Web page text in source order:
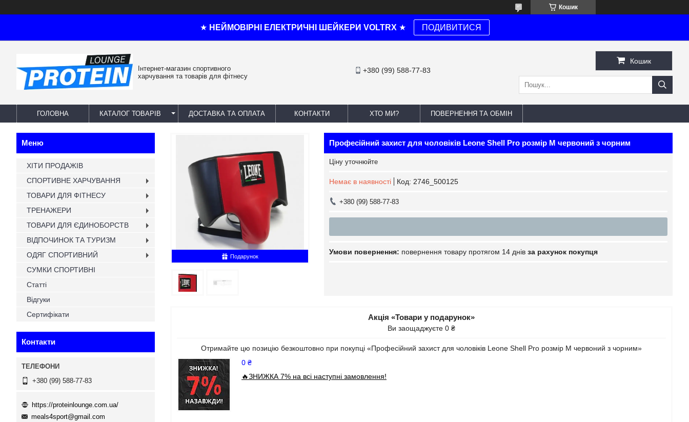
Кошик
★ НЕЙМОВІРНІ ЕЛЕКТРИЧНІ ШЕЙКЕРИ VOLTRX ★ ПОДИВИТИСЯ
Інтернет-магазин спортивного
харчування та товарів для фітнесу
+380 (99) 588-77-83
Кошик
ГОЛОВНА КАТАЛОГ ТОВАРІВ ДОСТАВКА ТА ОПЛАТА КОНТАКТИ ХТО МИ? ПОВЕРНЕННЯ ТА ОБМІН
Подарунок
Професійний захист для чоловіків Leone Shell Pro розмір M червоний з чорним
Ціну уточнюйте
Немає в наявності Код: 2746_500125
+380 (99) 588-77-83
повернення товару протягом 14 днів за рахунок покупця
Акція «Товари у подарунок»
Ви заощаджуєте 0 ₴
Отримайте цю позицію безкоштовно при покупці «Професійний захист для чоловіків Leone Shell Pro розмір M червоний з чорним»
0 ₴
🔥ЗНИЖКА 7% на всі наступні замовлення!
ХІТИ ПРОДАЖІВ
СПОРТИВНЕ ХАРЧУВАННЯ
ТОВАРИ ДЛЯ ФІТНЕСУ
ТРЕНАЖЕРИ
ТОВАРИ ДЛЯ ЄДИНОБОРСТВ
ВІДПОЧИНОК ТА ТУРИЗМ
ОДЯГ СПОРТИВНИЙ
СУМКИ СПОРТИВНІ
Статті
Відгуки
Сертифікати
Контакти
+380 (99) 588-77-83
https://proteinlounge.com.ua/
meals4sport@gmail.com